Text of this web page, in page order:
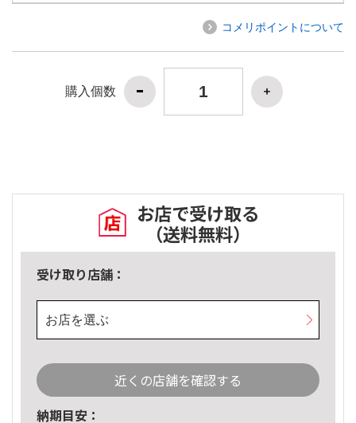
コメリポイントについて
購入個数
お店で受け取る
（送料無料）
受け取り店舗：
お店を選ぶ
近くの店舗を確認する
納期目安：